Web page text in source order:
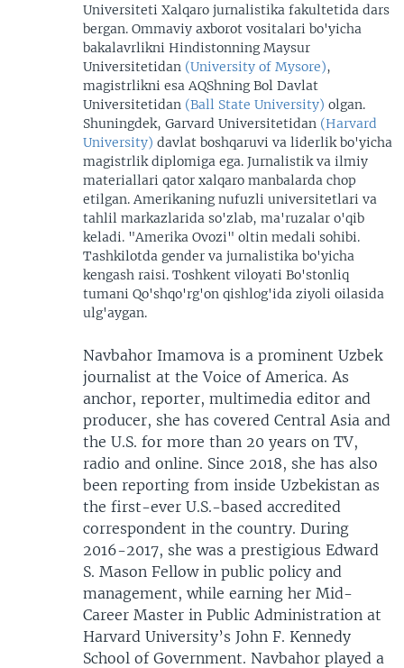
Universiteti Xalqaro jurnalistika fakultetida dars
bergan. Ommaviy axborot vositalari bo'yicha
bakalavrlikni Hindistonning Maysur
Universitetidan (University of Mysore),
magistrlikni esa AQShning Bol Davlat
Universitetidan (Ball State University) olgan.
Shuningdek, Garvard Universitetidan (Harvard
University) davlat boshqaruvi va liderlik bo'yicha
magistrlik diplomiga ega. Jurnalistik va ilmiy
materiallari qator xalqaro manbalarda chop
etilgan. Amerikaning nufuzli universitetlari va
tahlil markazlarida so'zlab, ma'ruzalar o'qib
keladi. "Amerika Ovozi" oltin medali sohibi.
Tashkilotda gender va jurnalistika bo'yicha
kengash raisi. Toshkent viloyati Bo'stonliq
tumani Qo'shqo'rg'on qishlog'ida ziyoli oilasida
ulg'aygan.
Navbahor Imamova is a prominent Uzbek
journalist at the Voice of America. As
anchor, reporter, multimedia editor and
producer, she has covered Central Asia and
the U.S. for more than 20 years on TV,
radio and online. Since 2018, she has also
been reporting from inside Uzbekistan as
the first-ever U.S.-based accredited
correspondent in the country. During
2016-2017, she was a prestigious Edward
S. Mason Fellow in public policy and
management, while earning her Mid-
Career Master in Public Administration at
Harvard University’s John F. Kennedy
School of Government. Navbahor played a